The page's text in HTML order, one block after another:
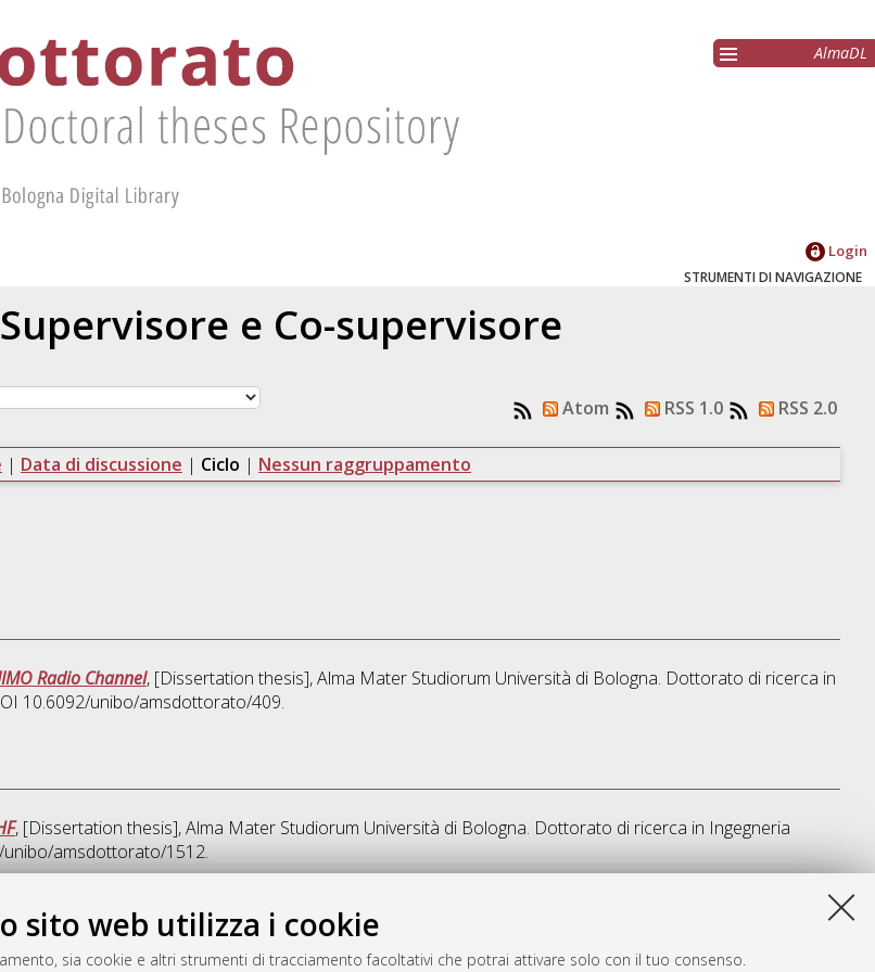
sito web utilizza i cookie
sia cookie e altri strumenti di tracciamento facoltativi che potrai attivare solo con il tuo consenso.
AlmaDL
Login
STRUMENTI DI NAVIGAZIONE
e Co-supervisore
Atom RSS 1.0 RSS 2.0
| Data di discussione | Ciclo | Nessun raggruppamento
Radio Channel, [Dissertation thesis], Alma Mater Studiorum Università di Bologna. Dottorato di ricerca in
10.6092/unibo/amsdottorato/409.
, [Dissertation thesis], Alma Mater Studiorum Università di Bologna. Dottorato di ricerca in Ingegneria
unibo/amsdottorato/1512.
Questa lista e' stata generata il Wed Aug 5 20:47:44 2026 CEST.